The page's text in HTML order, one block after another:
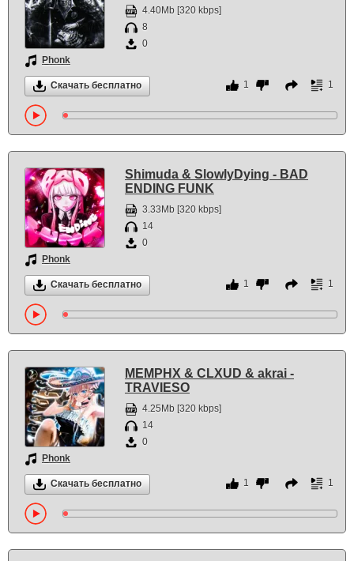
4.40Mb [320 kbps]
8
0
Phonk
Скачать бесплатно 1 1
Shimuda & SlowlyDying - BAD
ENDING FUNK
3.33Mb [320 kbps]
14
0
Phonk
Скачать бесплатно 1 1
MEMPHX & CLXUD & akrai -
TRAVIESO
4.25Mb [320 kbps]
14
0
Phonk
Скачать бесплатно 1 1